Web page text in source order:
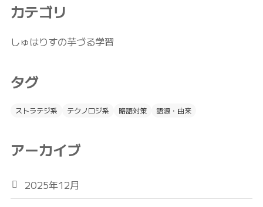
カテゴリ
しゅはりすの芋づる学習
タグ
ストラテジ系 テクノロジ系 略語対策 語源・由来
アーカイブ
2025年12月